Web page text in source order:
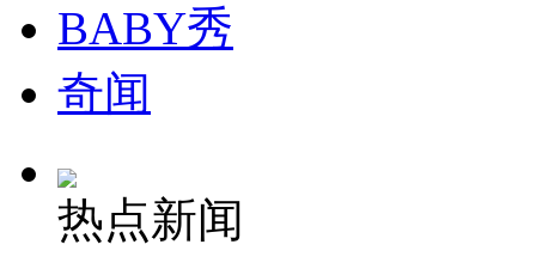
BABY秀
奇闻
热点新闻